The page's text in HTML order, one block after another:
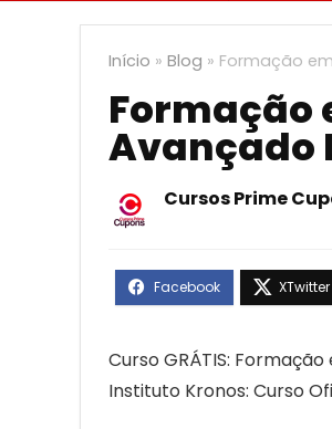
Início » Blog » Formação
Formação
Avançado
Cursos Prime
Curso GRÁTIS:
Instituto Kronos: Curso